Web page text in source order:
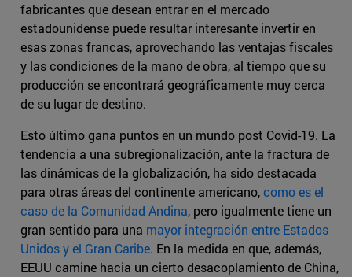
fabricantes que desean entrar en el mercado
estadounidense puede resultar interesante invertir en
esas zonas francas, aprovechando las ventajas fiscales
y las condiciones de la mano de obra, al tiempo que su
producción se encontrará geográficamente muy cerca
de su lugar de destino.
Esto último gana puntos en un mundo post Covid-19. La
tendencia a una subregionalización, ante la fractura de
las dinámicas de la globalización, ha sido destacada
para otras áreas del continente americano,como es el
caso de la Comunidad Andina, pero igualmente tiene un
gran sentido para una mayor integración entre Estados
Unidos y el Gran Caribe. En la medida en que, además,
EEUU camine hacia un cierto desacoplamiento de China,